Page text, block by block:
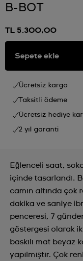
B-BOT
TL 5.300,00
Sepete ekle
Ücretsiz kargo
Taksitli ödeme
Ücretsiz hediye
2 yıl garanti
Eğlenceli saat,
içinde tasarlandı.
camın altında çok
dakika ve saniye
penceresi, 7
göstergesi olarak
baskılı mat beyaz
yapılmıştır. Çok